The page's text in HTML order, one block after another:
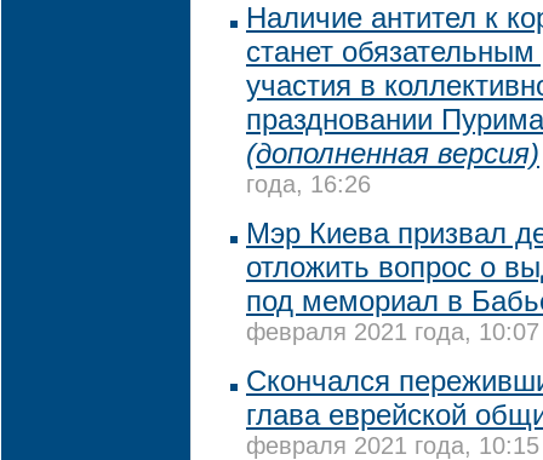
Наличие антител к
станет
участия в
праздновании
(дополненная версия)
года, 16:26
Мэр Киева призвал
отложить вопрос о
под мемориал в
февраля 2021 года, 10:07
Скончался
глава еврейской
февраля 2021 года, 10:15